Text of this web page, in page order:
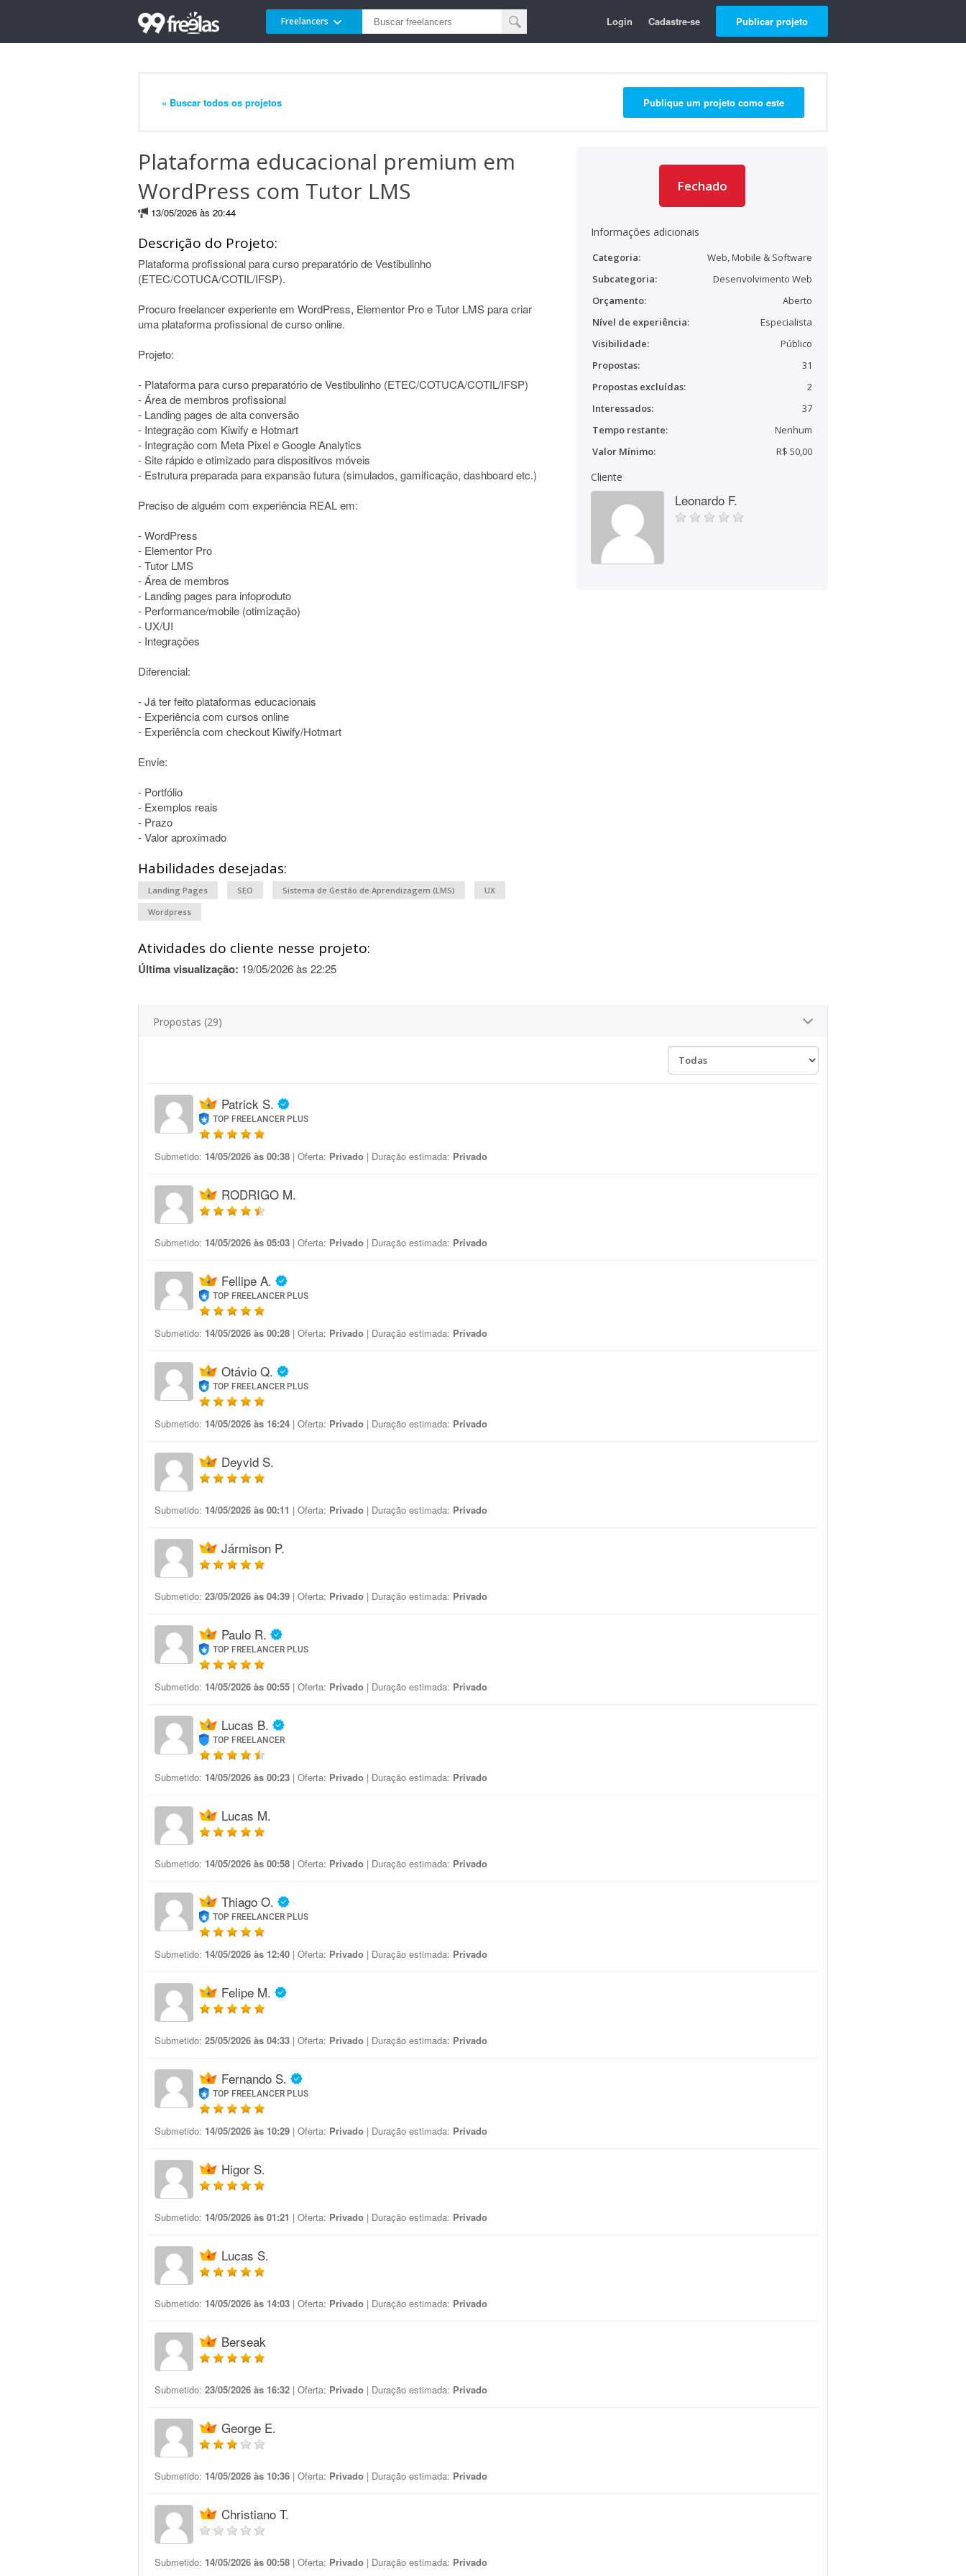
Freelancers Login Cadastre-se Publicar projeto
« Buscar todos os projetos Publique um projeto como este
Plataforma educacional premium em
WordPress com Tutor LMS
13/05/2026 às 20:44
Descrição do Projeto:
Plataforma profissional para curso preparatório de Vestibulinho
(ETEC/COTUCA/COTIL/IFSP).
Procuro freelancer experiente em WordPress, Elementor Pro e Tutor LMS para criar
uma plataforma profissional de curso online.
Projeto:
- Plataforma para curso preparatório de Vestibulinho (ETEC/COTUCA/COTIL/IFSP)
- Área de membros profissional
- Landing pages de alta conversão
- Integração com Kiwify e Hotmart
- Integração com Meta Pixel e Google Analytics
- Site rápido e otimizado para dispositivos móveis
- Estrutura preparada para expansão futura (simulados, gamificação, dashboard etc.)
Preciso de alguém com experiência REAL em:
- WordPress
- Elementor Pro
- Tutor LMS
- Área de membros
- Landing pages para infoproduto
- Performance/mobile (otimização)
- UX/UI
- Integrações
Diferencial:
- Já ter feito plataformas educacionais
- Experiência com cursos online
- Experiência com checkout Kiwify/Hotmart
Envie:
- Portfólio
- Exemplos reais
- Prazo
- Valor aproximado
Habilidades desejadas:
Landing Pages SEO Sistema de Gestão de Aprendizagem (LMS)
UX
Wordpress
Atividades do cliente nesse projeto:
Última visualização: 19/05/2026 às 22:25
Fechado
Informações adicionais
Categoria:
Web, Mobile & Software
Subcategoria:
Desenvolvimento Web
Orçamento:
Aberto
Nível de experiência:
Especialista
Visibilidade:
Público
Propostas:
31
Propostas excluídas:
2
Interessados:
37
Tempo restante:
Nenhum
Valor Mínimo:
R$ 50,00
Cliente
Leonardo F.
Propostas (29)
Patrick S.
TOP FREELANCER PLUS
Submetido: 14/05/2026 às 00:38 | Oferta: Privado | Duração estimada: Privado
RODRIGO M.
Submetido: 14/05/2026 às 05:03 | Oferta: Privado | Duração estimada: Privado
Fellipe A.
TOP FREELANCER PLUS
Submetido: 14/05/2026 às 00:28 | Oferta: Privado | Duração estimada: Privado
Otávio Q.
TOP FREELANCER PLUS
Submetido: 14/05/2026 às 16:24 | Oferta: Privado | Duração estimada: Privado
Deyvid S.
Submetido: 14/05/2026 às 00:11 | Oferta: Privado | Duração estimada: Privado
Jármison P.
Submetido: 23/05/2026 às 04:39 | Oferta: Privado | Duração estimada: Privado
Paulo R.
TOP FREELANCER PLUS
Submetido: 14/05/2026 às 00:55 | Oferta: Privado | Duração estimada: Privado
Lucas B.
TOP FREELANCER
Submetido: 14/05/2026 às 00:23 | Oferta: Privado | Duração estimada: Privado
Lucas M.
Submetido: 14/05/2026 às 00:58 | Oferta: Privado | Duração estimada: Privado
Thiago O.
TOP FREELANCER PLUS
Submetido: 14/05/2026 às 12:40 | Oferta: Privado | Duração estimada: Privado
Felipe M.
Submetido: 25/05/2026 às 04:33 | Oferta: Privado | Duração estimada: Privado
Fernando S.
TOP FREELANCER PLUS
Submetido: 14/05/2026 às 10:29 | Oferta: Privado | Duração estimada: Privado
Higor S.
Submetido: 14/05/2026 às 01:21 | Oferta: Privado | Duração estimada: Privado
Lucas S.
Submetido: 14/05/2026 às 14:03 | Oferta: Privado | Duração estimada: Privado
Berseak
Submetido: 23/05/2026 às 16:32 | Oferta: Privado | Duração estimada: Privado
George E.
Submetido: 14/05/2026 às 10:36 | Oferta: Privado | Duração estimada: Privado
Christiano T.
Submetido: 14/05/2026 às 00:58 | Oferta: Privado | Duração estimada: Privado